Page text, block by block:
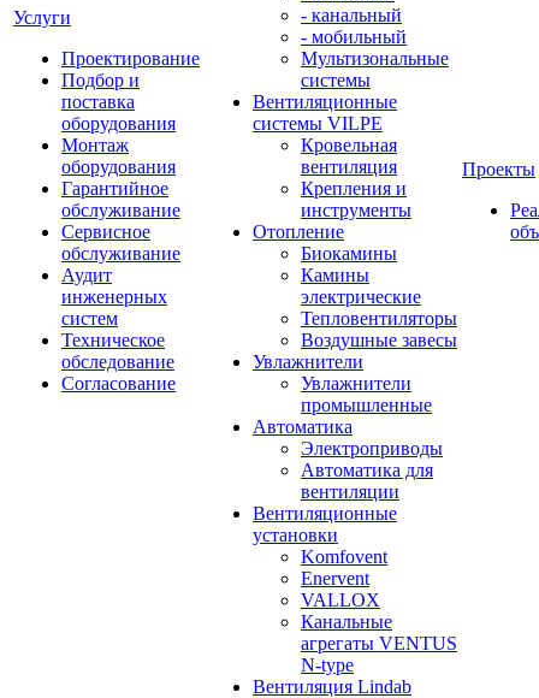
Услуги
Проектирование
Подбор и
поставка
оборудования
Монтаж
оборудования
Гарантийное
обслуживание
Сервисное
обслуживание
Аудит
инженерных
систем
Техническое
обследование
Согласование
- канальный
- мобильный
Мультизональные
системы
Вентиляционные
системы VILPE
Кровельная
вентиляция
Крепления и
инструменты
Отопление
Биокамины
Камины
электрические
Тепловентиляторы
Воздушные завесы
Увлажнители
Увлажнители
промышленные
Автоматика
Электроприводы
Автоматика для
вентиляции
Вентиляционные
установки
Komfovent
Enervent
VALLOX
Канальные
агрегаты VENTUS
N-type
Вентиляция Lindab
Проекты